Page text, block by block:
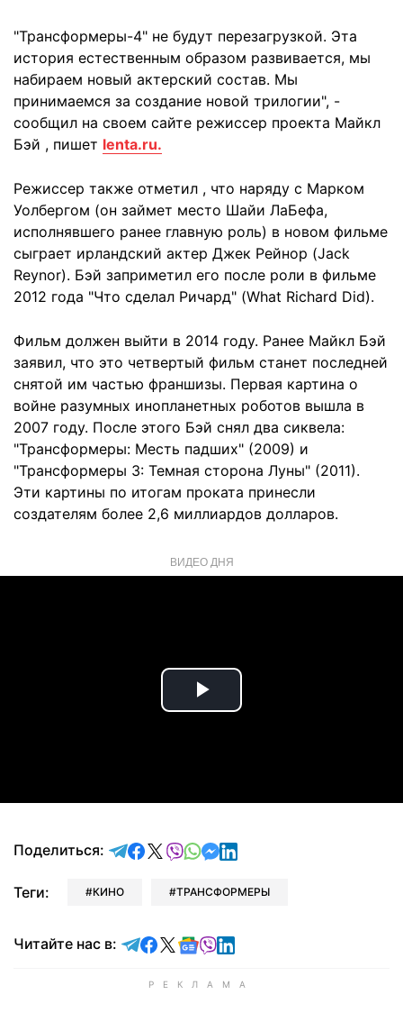
"Трансформеры-4" не будут перезагрузкой. Эта
история естественным образом развивается, мы
набираем новый актерский состав. Мы
принимаемся за создание новой трилогии", -
сообщил на своем сайте режиссер проекта Майкл
Бэй , пишет lenta.ru.
Режиссер также отметил , что наряду с Марком
Уолбергом (он займет место Шайи ЛаБефа,
исполнявшего ранее главную роль) в новом фильме
сыграет ирландский актер Джек Рейнор (Jack
Reynor). Бэй заприметил его после роли в фильме
2012 года "Что сделал Ричард" (What Richard Did).
Фильм должен выйти в 2014 году. Ранее Майкл Бэй
заявил, что это четвертый фильм станет последней
снятой им частью франшизы. Первая картина о
войне разумных инопланетных роботов вышла в
2007 году. После этого Бэй снял два сиквела:
"Трансформеры: Месть падших" (2009) и
"Трансформеры 3: Темная сторона Луны" (2011).
Эти картины по итогам проката принесли
создателям более 2,6 миллиардов долларов.
ВИДЕО ДНЯ
Play
Поделиться: отправить в Telegram
поделиться в Facebook
поделиться в X
отправить в Viber
отправить в Whatsapp
отправить в Messenger
отправить в LinkedIn
Теги: КИНО ТРАНСФОРМЕРЫ
Читайте нас в: Читайте в Telegram
Читайте в Facebook
Читайте в X
Читайте в Google news
Читайте в Viber
Читайте в LinkedIn